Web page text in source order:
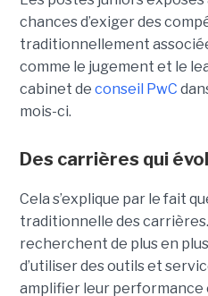
chances d’exiger des
traditionnellement
comme le jugement et le
cabinet de conseil PwC
mois-ci.
Des carrières qui
Cela s’explique par le fait
traditionnelle des
recherchent de plus en
d’utiliser des outils et
amplifier leur performance